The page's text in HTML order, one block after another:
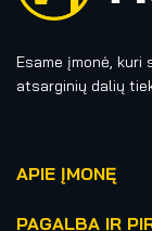
Esame įmonė,
atsarginių dalių
APIE ĮMONĘ
PAGALBA IR